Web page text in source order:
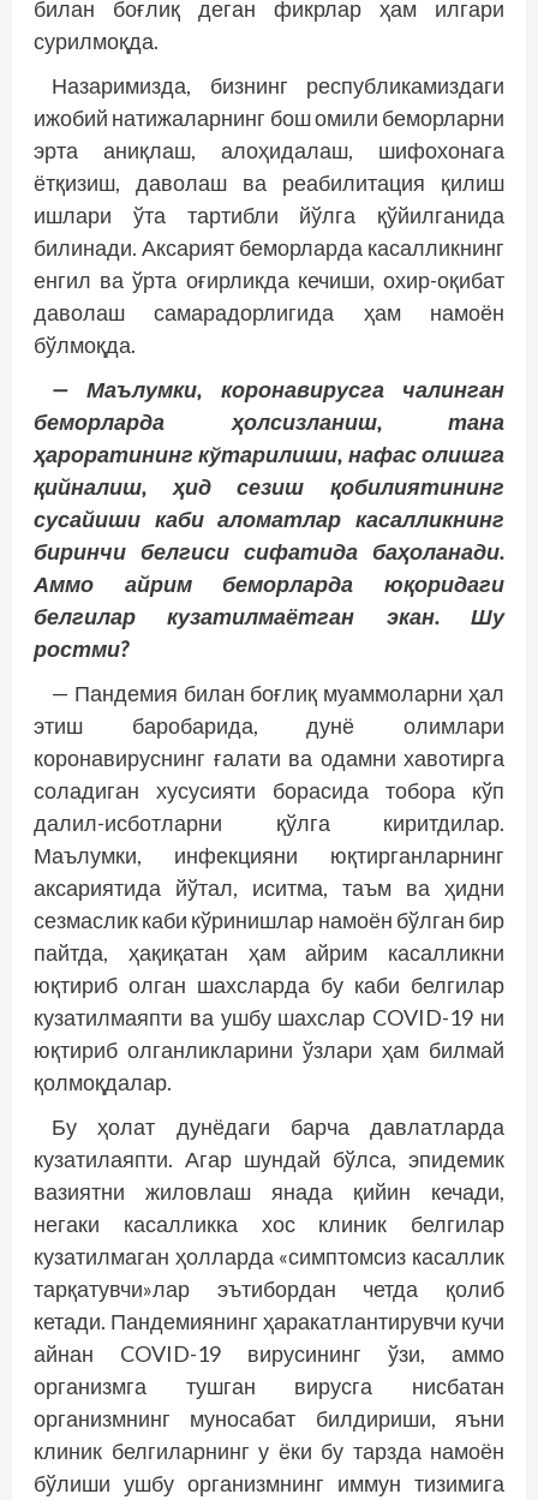
билан боғлиқ деган фикрлар ҳам илгари
сурилмоқда.
Назаримизда, бизнинг респуб­ликамиздаги
ижобий натижаларнинг бош омили беморларни
эрта аниқлаш, алоҳидалаш, шифохонага
ётқизиш, даволаш ва реабилитация қилиш
ишлари ўта тартибли йўлга қўйилганида
билинади. Аксарият беморларда касалликнинг
енгил ва ўрта оғирликда кечиши, охир-оқибат
даволаш самарадорлигида ҳам намоён
бўлмоқда.
— Маълумки, коронавирусга чалинган
беморларда ҳолсизланиш, тана
ҳароратининг кўтарилиши, нафас олишга
қийналиш, ҳид сезиш қобилиятининг
сусайиши каби аломатлар касалликнинг
биринчи белгиси сифатида баҳоланади.
Аммо айрим беморларда юқоридаги
белгилар кузатилмаётган экан. Шу
ростми?
— Пандемия билан боғлиқ муаммоларни ҳал
этиш баробарида, дунё олимлари
коронавируснинг ғалати ва одамни хавотирга
соладиган хусусияти борасида тобора кўп
далил-исботларни қўлга киритдилар.
Маълумки, инфекцияни юқтирганларнинг
аксариятида йўтал, иситма, таъм ва ҳидни
сезмаслик каби кўринишлар намоён бўлган бир
пайтда, ҳақиқатан ҳам айрим касалликни
юқтириб олган шахс­ларда бу каби белгилар
кузатилмаяпти ва ушбу шахслар COVID-19 ни
юқтириб олганликларини ўзлари ҳам билмай
қолмоқдалар.
Бу ҳолат дунёдаги барча давлатларда
кузатилаяпти. Агар шундай бўлса, эпидемик
вазиятни жиловлаш янада қийин кечади,
негаки касалликка хос клиник белгилар
кузатилмаган ҳолларда «симптомсиз касаллик
тарқатувчи»лар эътибордан четда қолиб
кетади. Панде­миянинг ҳаракатлантирувчи кучи
айнан COVID-19 вирусининг ўзи, аммо
организмга тушган вирусга нисбатан
организмнинг муносабат билдириши, яъни
клиник белгиларнинг у ёки бу тарзда намоён
бўлиши ушбу организмнинг иммун тизимига